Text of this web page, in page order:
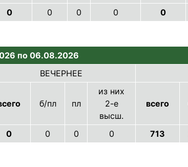
0 0 0 0 0
по 06.08.2026
ВЕЧЕРНЕЕ
б/пл пл
из них
2-е
высш.
всего
0 0 0 0 713